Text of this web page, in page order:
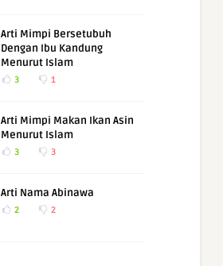
Arti Mimpi Bersetubuh
Dengan Ibu Kandung
Menurut Islam
3 1
Arti Mimpi Makan Ikan Asin
Menurut Islam
3 3
Arti Nama Abinawa
2 2